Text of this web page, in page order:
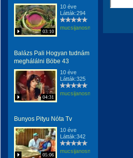
03:10
10 éve
Látták:294
mucsijanosne
Balázs Pali Hogyan tudnám
meghálálni Böbe 43
04:31
10 éve
Látták:325
mucsijanosne
Bunyos Pityu Nóta Tv
05:06
10 éve
Látták:342
mucsijanosne